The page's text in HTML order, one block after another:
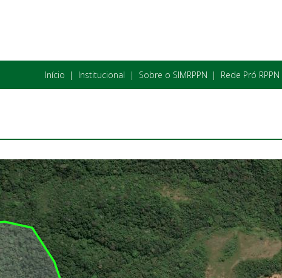
Início Institucional Sobre o SIMRPPN Rede Pró RPPN